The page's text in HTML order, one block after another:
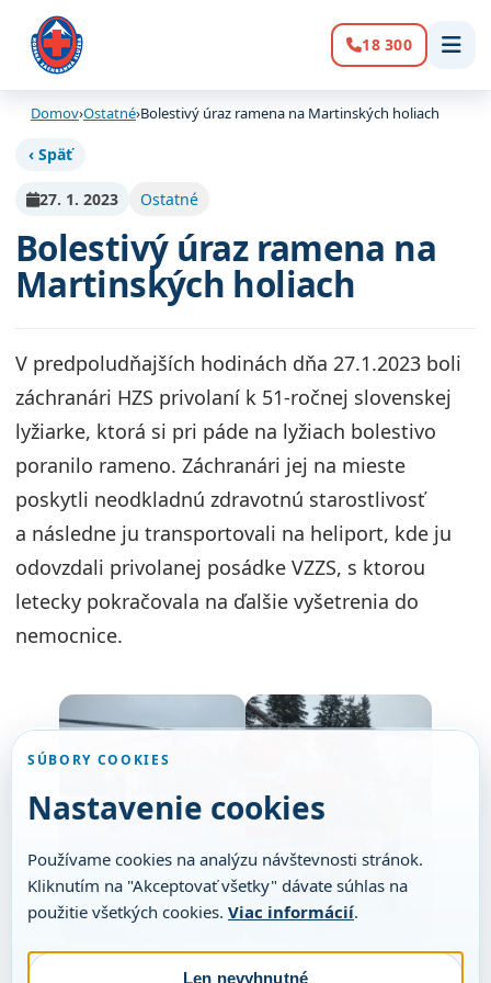
Volanie:
18 300
Domov›Ostatné›Bolestivý úraz ramena na Martinských holiach
‹ Späť
27. 1. 2023 Ostatné
Bolestivý úraz ramena na
Martinských holiach
V predpoludňajších hodinách dňa 27.1.2023 boli
záchranári HZS privolaní k 51-ročnej slovenskej
lyžiarke, ktorá si pri páde na lyžiach bolestivo
poranilo rameno. Záchranári jej na mieste
poskytli neodkladnú zdravotnú starostlivosť
a následne ju transportovali na heliport, kde ju
odovzdali privolanej posádke VZZS, s ktorou
letecky pokračovala na ďalšie vyšetrenia do
nemocnice.
SÚBORY COOKIES
Nastavenie cookies
Používame cookies na analýzu návštevnosti stránok.
Kliknutím na "Akceptovať všetky" dávate súhlas na
použitie všetkých cookies. Viac informácií.
Len nevyhnutné